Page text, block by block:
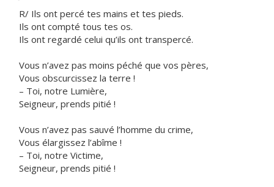
R/ Ils ont percé tes mains et tes pieds.
Ils ont compté tous tes os.
Ils ont regardé celui qu’ils ont transpercé.
Vous n’avez pas moins péché que vos pères,
Vous obscurcissez la terre !
– Toi, notre Lumière,
Seigneur, prends pitié !
Vous n’avez pas sauvé l’homme du crime,
Vous élargissez l’abîme !
– Toi, notre Victime,
Seigneur, prends pitié !